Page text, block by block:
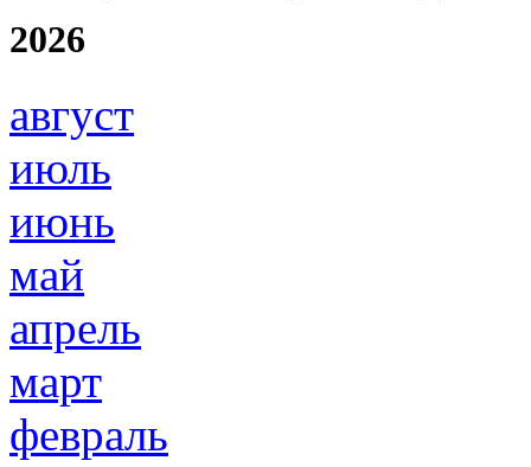
2026
август
июль
июнь
май
апрель
март
февраль